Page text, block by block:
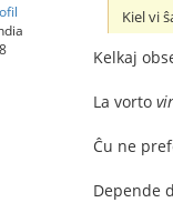
Kiel vi
Kelkaj
La vorto
Ĉu ne
Depende